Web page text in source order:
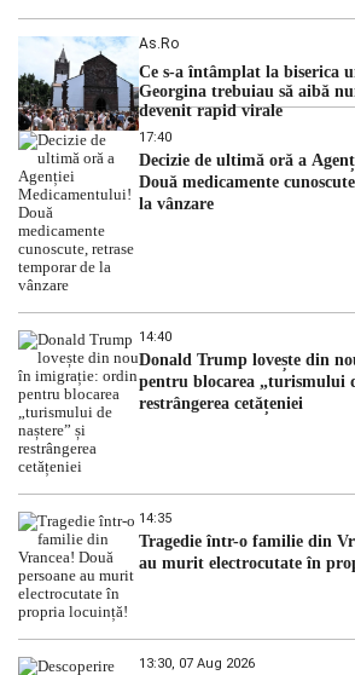
As.ro
Ce s-a întâmplat la biserica
Georgina trebuiau să aibă
devenit rapid virale
17:40
Decizie de ultimă oră a
Două medicamente
la vânzare
14:40
Donald Trump lovește din
pentru blocarea „turismului
restrângerea cetățeniei
14:35
Tragedie într-o familie din
au murit electrocutate în
13:30, 07 Aug 2026